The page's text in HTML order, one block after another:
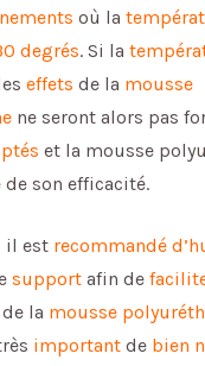
où la
degrés. Si la
effets de la mousse
ne seront alors pas
et la mousse
son efficacité.
il est recommandé
support afin de
de la mousse
important de bien